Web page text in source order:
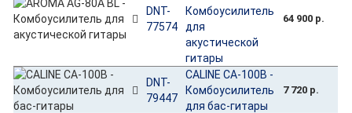
DNT-
77574
Комбоусилитель
для
акустической
гитары
64 900 р.
DNT-
79447
CALINE CA-100B -
Комбоусилитель
для бас-гитары
7 720 р.